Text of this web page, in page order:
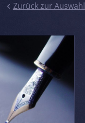
Zurück zur Auswahl